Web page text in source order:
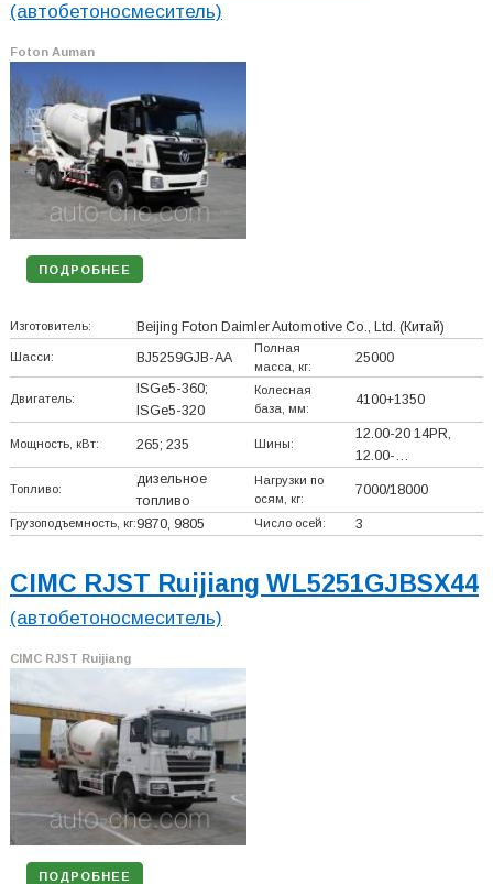
(автобетоносмеситель)
Foton Auman
ПОДРОБНЕЕ
Изготовитель: Beijing Foton Daimler Automotive Co., Ltd. (Китай)
Шасси: BJ5259GJB-AA
Полная
масса, кг:
25000
Двигатель:
ISGe5-360;
ISGe5-320
Колесная
база, мм:
4100+1350
Мощность, кВт: 265; 235 Шины:
12.00-20 14PR,
12.00-…
Топливо:
дизельное
топливо
Нагрузки по
осям, кг:
7000/18000
Грузоподъемность, кг:9870, 9805 Число осей: 3
CIMC RJST Ruijiang WL5251GJBSX44
(автобетоносмеситель)
CIMC RJST Ruijiang
ПОДРОБНЕЕ